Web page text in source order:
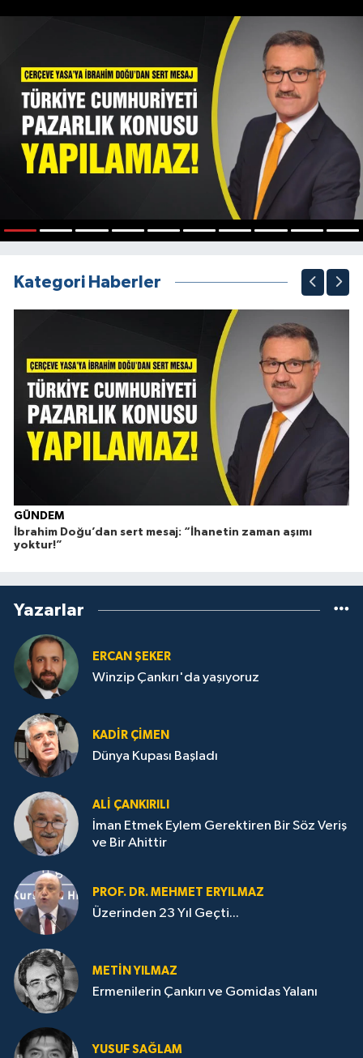
Kategori Haberler
GÜNDEM
İbrahim Doğu’dan sert mesaj: “İhanetin zaman aşımı
yoktur!”
Yazarlar
ERCAN ŞEKER
Winzip Çankırı'da yaşıyoruz
KADIR ÇIMEN
Dünya Kupası Başladı
ALI ÇANKIRILI
İman Etmek Eylem Gerektiren Bir Söz Veriş
ve Bir Ahittir
PROF. DR. MEHMET ERYILMAZ
Üzerinden 23 Yıl Geçti...
METIN YILMAZ
Ermenilerin Çankırı ve Gomidas Yalanı
YUSUF SAĞLAM